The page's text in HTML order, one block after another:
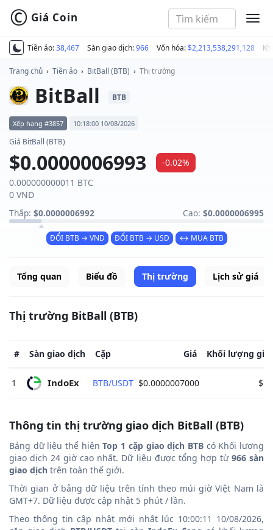
Tiền ảo:38,467 Sàn giao dịch:966 Vốn hóa:$2,213,538,291,128
© Giá Coin
Trang chủ › Tiền ảo › BitBall (BTB) › Thị trường
BitBall BTB
Xếp hạng #3857 10:18:00 10/08/2026
Giá BitBall (BTB)
$0.0000006993
-0.02%
0.000000000011 BTC
0 VND
Thấp: $0.0000006992 Cao: $0.0000006995
ĐỔI BTB → VND ĐỔI BTB → USD ↔ MUA BTB
Tổng quan Biểu đồ Thị trường Lịch sử giá
Thị trường BitBall (BTB)
# Sàn giao dịch Cặp Giá Khối lượng
1 IndoEx BTB/USDT $0.0000007000
Thông tin thị trường giao dịch BitBall (BTB)
Bảng dữ liệu thể hiệnTop 1 cặp giao dịch BTBcó Khối lượng
giao dịch 24 giờ cao nhất. Dữ liệu được tổng hợp từ 966 sàn
giao dịch trên toàn thế giới.
Thời gian ở bảng dữ liệu trên tính theo múi giờ Việt Nam là
GMT+7. Dữ liệu được cập nhật 5 phút / lần.
Theo thông tin cập nhật mới nhất lúc 10:00:11 10/08/2026,